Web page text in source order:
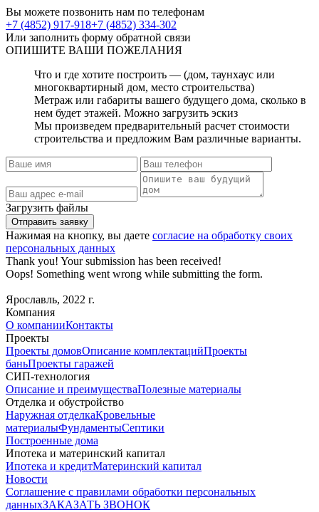
Вы можете позвонить нам по телефонам
+7 (4852) 917-918+7 (4852) 334-302
Или заполнить форму обратной связи
ОПИШИТЕ ВАШИ ПОЖЕЛАНИЯ
Что и где хотите построить — (дом, таунхаус или
многоквартирный дом, место строительства)
Метраж или габариты вашего будущего дома, сколько в
нем будет этажей. Можно загрузить эскиз
Мы произведем предварительный расчет стоимости
строительства и предложим Вам различные варианты.
Загрузить файлы
Нажимая на кнопку, вы даете согласие на обработку своих
персональных данных
Thank you! Your submission has been received!
Oops! Something went wrong while submitting the form.
Ярославль, 2022 г.
Компания
О компанииКонтакты
Проекты
Проекты домовОписание комплектацийПроекты
баньПроекты гаражей
СИП-технология
Описание и преимуществаПолезные материалы
Отделка и обустройство
Наружная отделкаКровельные
материалыФундаментыСептики
Построенные дома
Ипотека и материнский капитал
Ипотека и кредитМатеринский капитал
Новости
Соглашение с правилами обработки персональных
данныхЗАКАЗАТЬ ЗВОНОК